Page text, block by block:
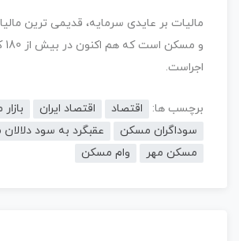
مالیات بر عایدی سرمایه، قدیمی ترین
و
اجراست.
برچسب ها: اقتصاد اقتصاد ایران
سوداگران مسکن
عقبگرد به سود
مسکن مهر
وام مسکن